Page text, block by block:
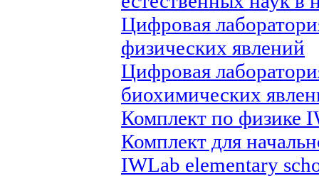
Цифровая
физических явлений
Цифровая
биохимических
Комплект по физике
Комплект для
IWLab elementary